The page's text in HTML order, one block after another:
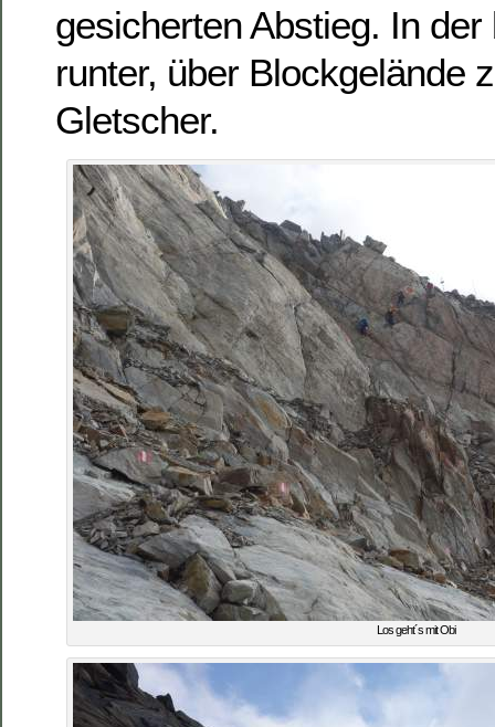
gesicherten Abstieg. In
runter, über Blockgelände
Gletscher.
Los geht´s mit Obi